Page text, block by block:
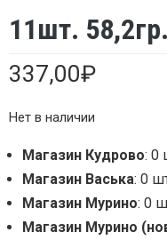
11шт.
337,00₽
Нет в наличии
Магазин Кудрово: 0
Магазин Васька: 0
Магазин Мурино: 0
Магазин Мурино